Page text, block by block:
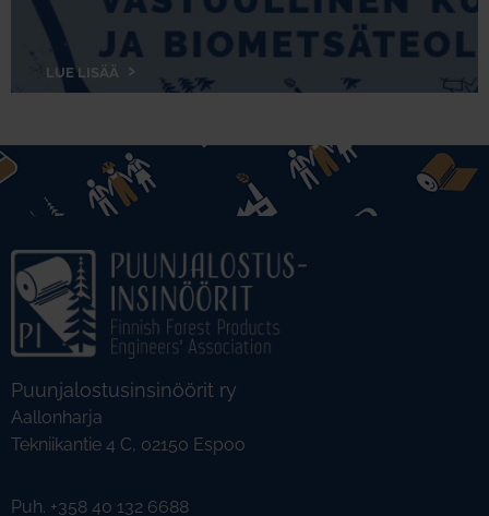
LUE LISÄÄ
Puunjalostusinsinöörit ry
Aallonharja
Tekniikantie 4 C, 02150 Espoo
Puh. +358 40 132 6688